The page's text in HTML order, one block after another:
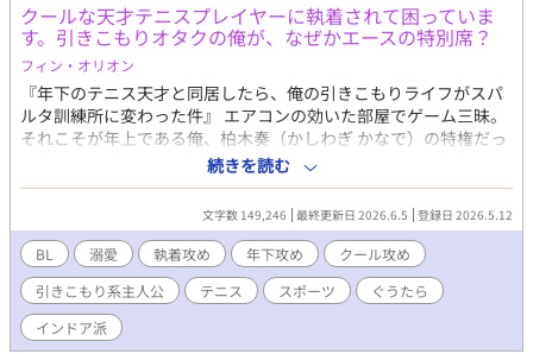
クールな天才テニスプレイヤーに執着されて困っていま
す。引きこもりオタクの俺が、なぜかエースの特別席？
フィン・オリオン
『年下のテニス天才と同居したら、俺の引きこもりライフがスパ
ルタ訓練所に変わった件』 エアコンの効いた部屋でゲーム三昧。
それこそが年上である俺、柏木奏（かしわぎ かなで）の特権だっ
たはずだ。なのに、どうして同居人の高校生・千野柊斗（ちの し
ゅうと）に生活の主導権を握られているんだ！？ 「またポテトチ
ップス食べてますね。明日は朝5時半からロードワークです」 彼
は世間から「テニスの天才」とチヤホヤされているくせに、家で
は俺の食事に口を出し、スマホを取り上げ、あろうことか俺まで
強制的にコートへ引きずり出してくる！おまけに俺が他の部員に
アドバイスをした途端、奴の監視の目はさらに厳しくなっ
て……。ちょっと待て、俺はただのインドア派だぞ！生意気な年
下アスリートに振り回される、俺の平穏な日常を返してくれ！本
続きを読む
文字数 149,246 最終更新日 2026.6.5 登録日 2026.5.12
BL 溺愛 執着攻め 年下攻め
クール攻め
引きこもり系主人公
テニス スポーツ
ぐうたら
インドア派